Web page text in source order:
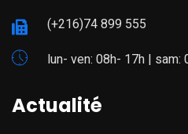
(+216)74 899 555
lun- ven: 08h- 17h | sam:
Actualité